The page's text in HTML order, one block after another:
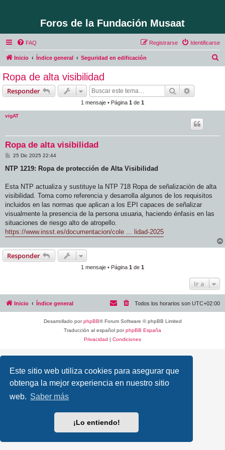
Este sitio web utiliza cookies para asegurar que
obtenga la mejor experiencia en nuestro sitio
web. Saber más
¡Lo entiendo!
Foros de la Fundación Musaat
FAQ Identificarse
Registrarse
Inicio Índice general Seguridad en edificación
Ropa de alta visibilidad
Responder Buscar
1 mensaje • Página 1 de 1
vigAT
Ropa de alta visibilidad
M
n
j
25 Dic 2025 22:44
NTP 1219: Ropa de protección de Alta Visibilidad
Esta NTP actualiza y sustituye la NTP 718 Ropa de señalización de alta
visibilidad. Toma como referencia y desarrolla algunos de los requisitos
incluidos en las normas que aplican a los EPI capaces de señalizar
visualmente la presencia de la persona usuaria, haciendo énfasis en las
situaciones de riesgo alto de atropello.
https://www.insst.es/documentacion/cole ... lidad-2025
Responder
1 mensaje • Página 1 de 1
Ir a
Inicio Índice general Todos los horarios son UTC+02:00
Desarrollado porphpBB® Forum Software © phpBB Limited
Traducción al español porphpBB España
Privacidad | Condiciones